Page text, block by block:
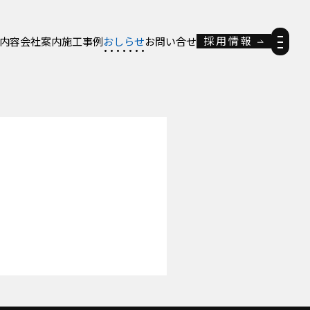
容会社案内施工事例おしらせお問い合せ 採用情報